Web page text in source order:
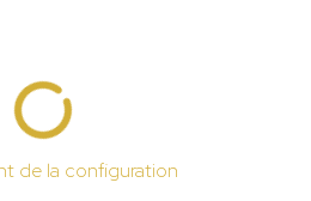
de la configuration